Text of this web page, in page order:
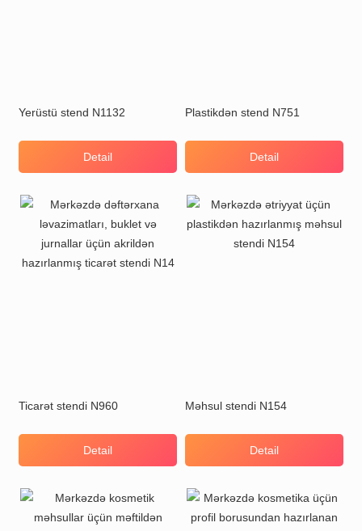
Yerüstü stend N1132
Detail
Plastikdən stend N751
Detail
Ticarət stendi N960
Detail
Məhsul stendi N154
Detail